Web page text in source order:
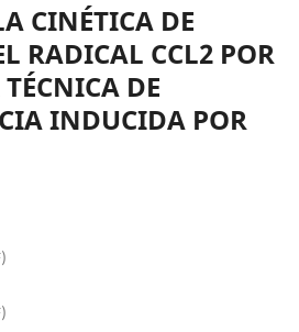
CINÉTICA DE
RADICAL CCL2 POR
DE
INDUCIDA POR